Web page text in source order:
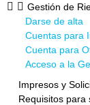
Gestión de
Darse de alta
Cuentas para
Cuenta para
Acceso a la
Impresos y
Requisitos para